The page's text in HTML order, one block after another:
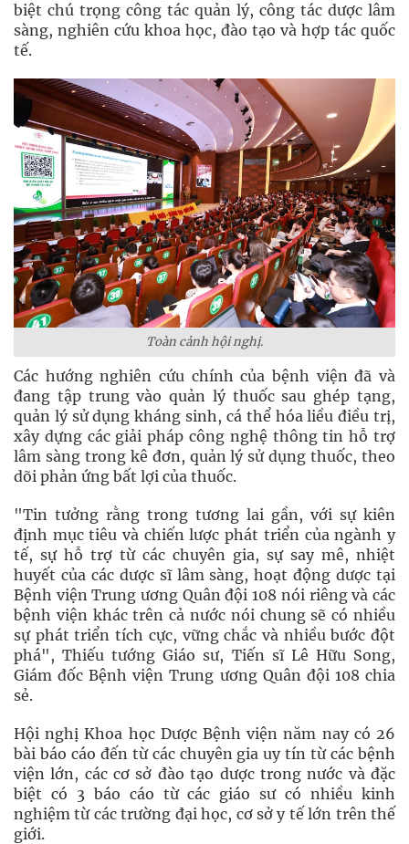
biệt chú trọng công tác quản lý, công tác dược lâm
sàng, nghiên cứu khoa học, đào tạo và hợp tác quốc
tế.
Toàn cảnh hội nghị.
Các hướng nghiên cứu chính của bệnh viện đã và
đang tập trung vào quản lý thuốc sau ghép tạng,
quản lý sử dụng kháng sinh, cá thể hóa liều điều trị,
xây dựng các giải pháp công nghệ thông tin hỗ trợ
lâm sàng trong kê đơn, quản lý sử dụng thuốc, theo
dõi phản ứng bất lợi của thuốc.
"Tin tưởng rằng trong tương lai gần, với sự kiên
định mục tiêu và chiến lược phát triển của ngành y
tế, sự hỗ trợ từ các chuyên gia, sự say mê, nhiệt
huyết của các dược sĩ lâm sàng, hoạt động dược tại
Bệnh viện Trung ương Quân đội 108 nói riêng và các
bệnh viện khác trên cả nước nói chung sẽ có nhiều
sự phát triển tích cực, vững chắc và nhiều bước đột
phá", Thiếu tướng Giáo sư, Tiến sĩ Lê Hữu Song,
Giám đốc Bệnh viện Trung ương Quân đội 108 chia
sẻ.
Hội nghị Khoa học Dược Bệnh viện năm nay có 26
bài báo cáo đến từ các chuyên gia uy tín từ các bệnh
viện lớn, các cơ sở đào tạo dược trong nước và đặc
biệt có 3 báo cáo từ các giáo sư có nhiều kinh
nghiệm từ các trường đại học, cơ sở y tế lớn trên thế
giới.